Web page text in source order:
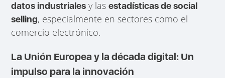
datos industriales y lasestadísticas de social
selling, especialmente en sectores como el
comercio electrónico.
La Unión Europea y la década digital: Un
impulso para la innovación